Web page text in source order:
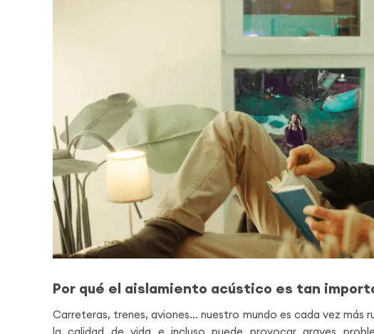
Por qué el aislamiento acústico es tan
Carreteras, trenes, aviones… nuestro mundo es cada vez más